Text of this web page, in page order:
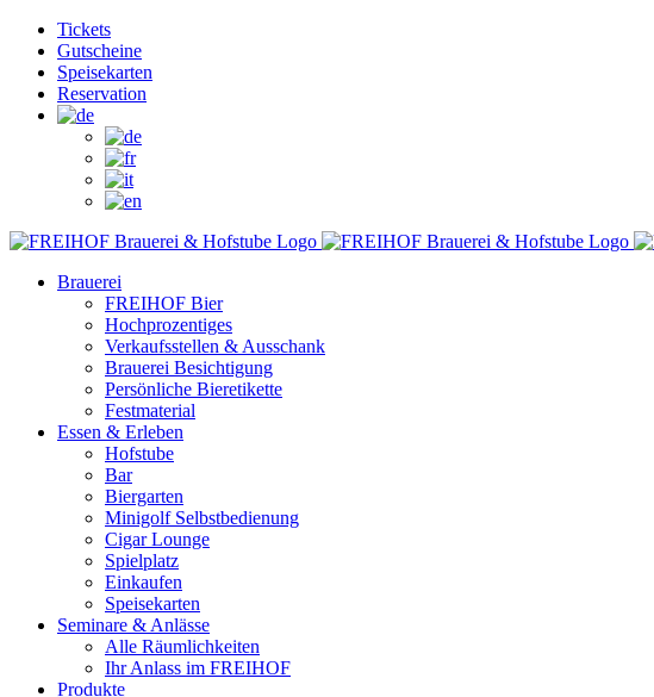
Zum
Inhalt
springen
Facebook
Instagram
YouTubeTickets
Gutscheine
Speisekarten
Reservation
Brauerei
FREIHOF Bier
Hochprozentiges
Verkaufsstellen & Ausschank
Brauerei Besichtigung
Persönliche Bieretikette
Festmaterial
Essen & Erleben
Hofstube
Bar
Biergarten
Minigolf Selbstbedienung
Cigar Lounge
Spielplatz
Einkaufen
Speisekarten
Seminare & Anlässe
Alle Räumlichkeiten
Ihr Anlass im FREIHOF
Produkte